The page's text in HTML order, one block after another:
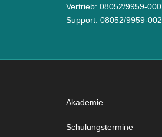
Vertrieb: 08052/9959-000
Support: 08052/9959-002
Akademie
Schulungstermine